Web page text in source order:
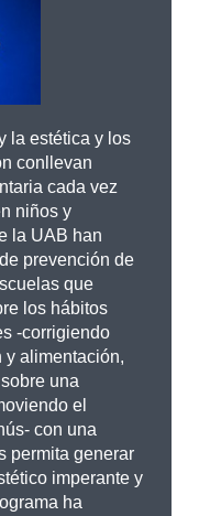
la estética y los
conllevan
cada vez
niños y
la UAB han
prevención de
que
los hábitos
-corrigiendo
y alimentación,
una
el
con una
permita generar
imperante y
ha